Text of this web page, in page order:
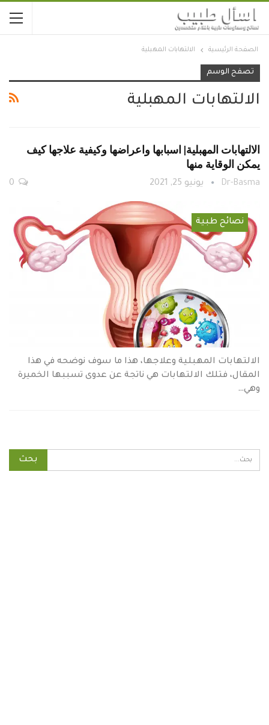
الصفحة الرئيسية الالتهابات المهبلية
تصفح الوسم
الالتهابات المهبلية
الالتهابات المهبلية| اسبابها واعراضها وكيفية علاجها كيف
يمكن الوقاية منها
Dr-Basma يونيو 25, 2021
نصائح طبية
الالتهابات المهبلية وعلاجها، هذا ما سوف نوضحه في هذا
المقال، فتلك الالتهابات هي ناتجة عن عدوى تسببها الخميرة
وهي…